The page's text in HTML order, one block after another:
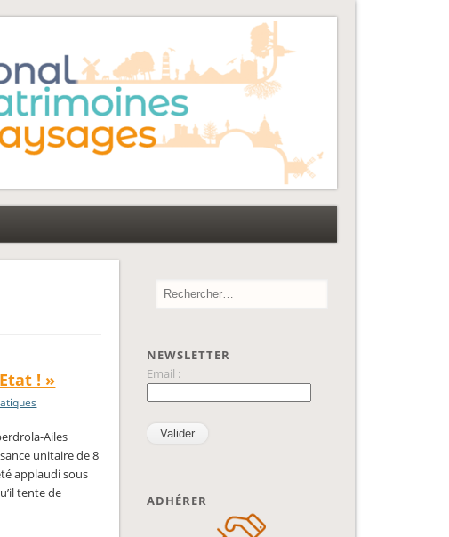
! »
Ailes
unitaire de 8
applaudi sous
tente de
NEWSLETTER
Email :
ADHÉRER